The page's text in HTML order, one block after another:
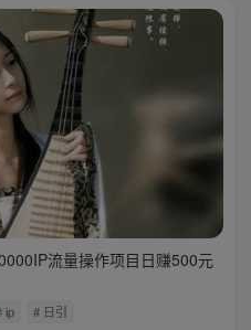
流量操作项目日赚500元
ip # 日引